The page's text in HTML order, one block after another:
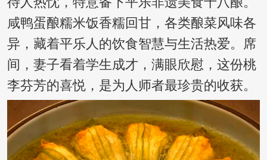
咸鸭蛋酿糯米饭香糯回甘，各类酿菜风味各
异，藏着平乐人的饮食智慧与生活热爱。席
间，妻子看着学生成才，满眼欣慰，这份桃
李芬芳的喜悦，是为人师者最珍贵的收获。